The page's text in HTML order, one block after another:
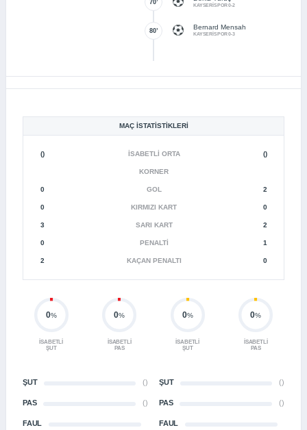
70’ KAYSERİSPOR 0-2
80’
Bernard Mensah
KAYSERİSPOR 0-3
MAÇ İSTATISTIKLERI
() İSABETLI ORTA ()
KORNER
0 GOL 2
0 KIRMIZI KART 0
3 SARI KART 2
0 PENALTI 1
2 KAÇAN PENALTI 0
0%
İSABETLI
ŞUT
0%
İSABETLI
PAS
ŞUT ()
PAS ()
FAUL
0%
İSABETLI
ŞUT
0%
İSABETLI
PAS
ŞUT ()
PAS ()
FAUL